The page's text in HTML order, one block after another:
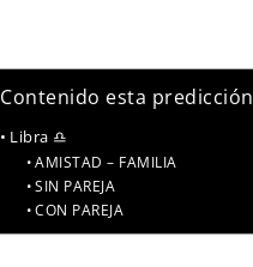
Contenido esta predicción
Libra ♎
AMISTAD – FAMILIA
SIN PAREJA
CON PAREJA